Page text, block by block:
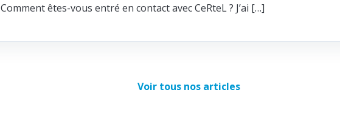
Comment êtes-vous entré en contact avec CeRteL ? J’ai […]
Voir tous nos articles